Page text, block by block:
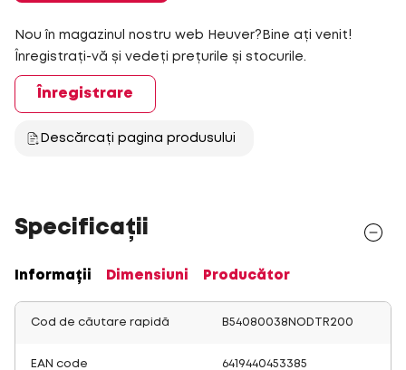
Nou în magazinul nostru web Heuver?Bine ați venit!
Înregistrați-vă și vedeți prețurile și stocurile.
Înregistrare
Descărcați pagina produsului
Specificații
Informații Dimensiuni Producător
Cod de căutare rapidă B54080038NODTR200
EAN code 6419440453385